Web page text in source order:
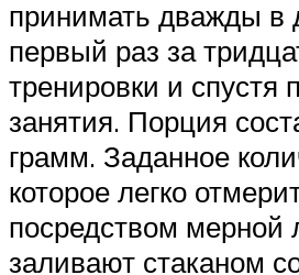
принимать дважды
первый раз за
тренировки и спустя
занятия. Порция
грамм. Заданное
которое легко
посредством мерной
заливают стаканом